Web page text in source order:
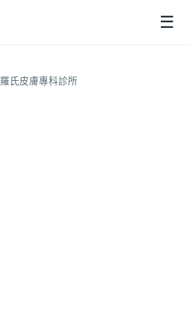
☰
羅氏皮膚專科診所